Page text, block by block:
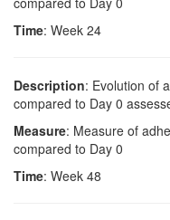
Time: Week 24
Description: Evolution of
compared to Day 0
Measure: Measure of
compared to Day 0
Time: Week 48